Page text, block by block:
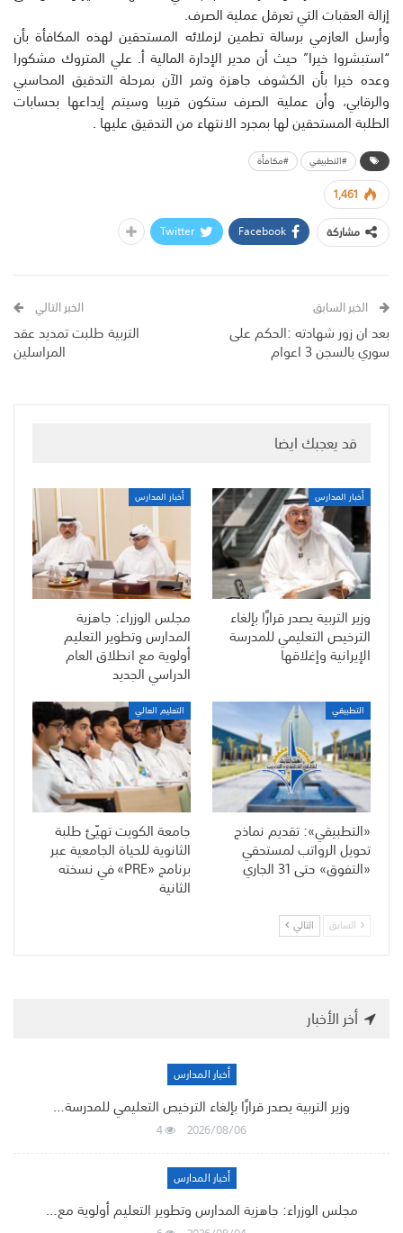
إزالة العقبات التي تعرقل عملية الصرف.
وأرسل العازمي برسالة تطمين لزملائه المستحقين لهذه المكافأة بأن
“استبشروا خيرا” حيث أن مدير الإدارة المالية أ. علي المتروك مشكورا
وعده خيرا بأن الكشوف جاهزة وتمر الآن بمرحلة التدقيق المحاسبي
والرقابي، وأن عملية الصرف ستكون قريبا وسيتم إيداعها بحسابات
الطلبة المستحقين لها بمجرد الانتهاء من التدقيق عليها .
#التطبيقي #مكافأة
1,461
مشاركة
Facebook
Twitter
الخبر السابق
بعد ان زور شهادته :الحكم على
سوري بالسجن 3 اعوام
الخبر التالي
التربية طلبت تمديد عقد
المراسلين
قد يعجبك ايضا
أخبار المدارس
وزير التربية يصدر قرارًا بإلغاء
الترخيص التعليمي للمدرسة
الإيرانية وإغلاقها
أخبار المدارس
مجلس الوزراء: جاهزية
المدارس وتطوير التعليم
أولوية مع انطلاق العام
الدراسي الجديد
التطبيقي
«التطبيقي»: تقديم نماذج
تحويل الرواتب لمستحقي
«التفوق» حتى 31 الجاري
التعليم العالي
جامعة الكويت تهيّئ طلبة
الثانوية للحياة الجامعية عبر
برنامج «PRE» في نسخته
الثانية
السابق التالي
أخر الأخبار
أخبار المدارس
وزير التربية يصدر قرارًا بإلغاء الترخيص التعليمي للمدرسة…
2026/08/06
4
أخبار المدارس
مجلس الوزراء: جاهزية المدارس وتطوير التعليم أولوية مع…